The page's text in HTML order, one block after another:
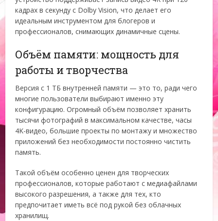
кадрах в секунду с Dolby Vision, что делает его
идеальным инструментом для блогеров и
профессионалов, снимающих динамичные сцены.
Объём памяти: мощность для
работы и творчества
Версия с 1 ТБ внутренней памяти — это то, ради чего
многие пользователи выбирают именно эту
конфигурацию. Огромный объём позволяет хранить
тысячи фотографий в максимальном качестве, часы
4K-видео, большие проекты по монтажу и множество
приложений без необходимости постоянно чистить
память.
Такой объём особенно ценен для творческих
профессионалов, которые работают с медиафайлами
высокого разрешения, а также для тех, кто
предпочитает иметь всё под рукой без облачных
хранилищ.